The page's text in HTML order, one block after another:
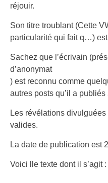
réjouir.
Son titre troublant (Cette
particularité qui fait q…)
Sachez que l’écrivain
d’anonymat
) est reconnu comme
autres posts qu’il a publiés
Les révélations
valides.
La date de publication est
Voici lle texte dont il s’agit :